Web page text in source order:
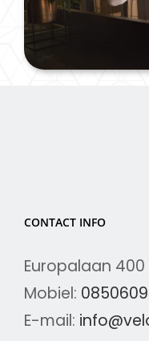
CONTACT INFO
Europalaan
Mobiel:
E-mail: